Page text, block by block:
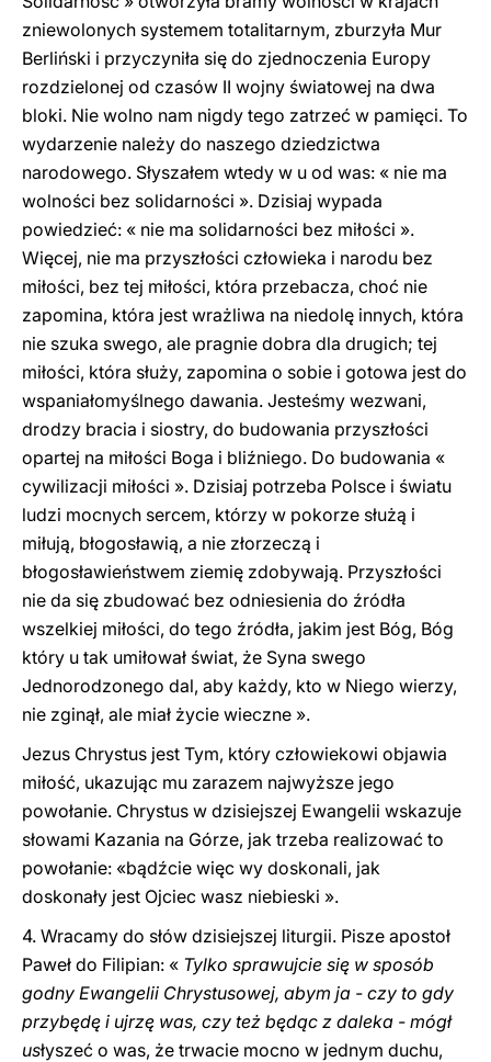
zniewolonych systemem totalitarnym, zburzyła Mur
Berliński i przyczyniła się do zjednoczenia Europy
rozdzielonej od czasów II wojny światowej na dwa
bloki. Nie wolno nam nigdy tego zatrzeć w pamięci. To
wydarzenie należy do naszego dziedzictwa
narodowego. Słyszałem wtedy w u od was: « nie ma
wolności bez solidarności ». Dzisiaj wypada
powiedzieć: « nie ma solidarności bez miłości ».
Więcej, nie ma przyszłości człowieka i narodu bez
miłości, bez tej miłości, która przebacza, choć nie
zapomina, która jest wrażliwa na niedolę innych, która
nie szuka swego, ale pragnie dobra dla drugich; tej
miłości, która służy, zapomina o sobie i gotowa jest do
wspaniałomyślnego dawania. Jesteśmy wezwani,
drodzy bracia i siostry, do budowania przyszłości
opartej na miłości Boga i bliźniego. Do budowania «
cywilizacji miłości ». Dzisiaj potrzeba Polsce i światu
ludzi mocnych sercem, którzy w pokorze służą i
miłują, błogosławią, a nie złorzeczą i
błogosławieństwem ziemię zdobywają. Przyszłości
nie da się zbudować bez odniesienia do źródła
wszelkiej miłości, do tego źródła, jakim jest Bóg, Bóg
który u tak umiłował świat, że Syna swego
Jednorodzonego dal, aby każdy, kto w Niego wierzy,
nie zginął, ale miał życie wieczne ».
Jezus Chrystus jest Tym, który człowiekowi objawia
miłość, ukazując mu zarazem najwyższe jego
powołanie. Chrystus w dzisiejszej Ewangelii wskazuje
słowami Kazania na Górze, jak trzeba realizować to
powołanie: «bądźcie więc wy doskonali, jak
doskonały jest Ojciec wasz niebieski ».
4. Wracamy do słów dzisiejszej liturgii. Pisze apostoł
Paweł do Filipian: « Tylko sprawujcie się w sposób
godny Ewangelii Chrystusowej, abym ja - czy to gdy
przybędę i ujrzę was, czy też będąc z daleka - mógł
usłyszeć o was, że trwacie mocno w jednym duchu,